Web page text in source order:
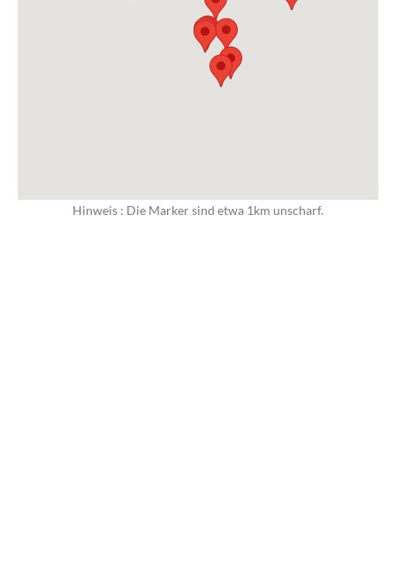
Hinweis : Die Marker sind etwa 1km unscharf.